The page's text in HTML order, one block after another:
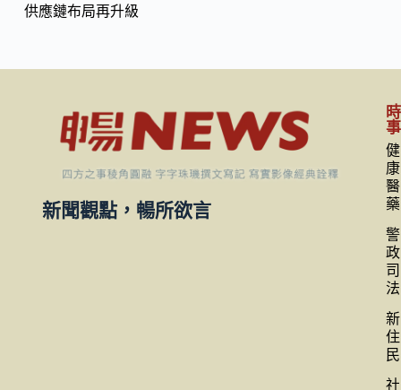
供應鏈布局再升級
新聞觀點，暢所欲言
時
事
健
康
醫
藥
警
政
司
法
新
住
民
社